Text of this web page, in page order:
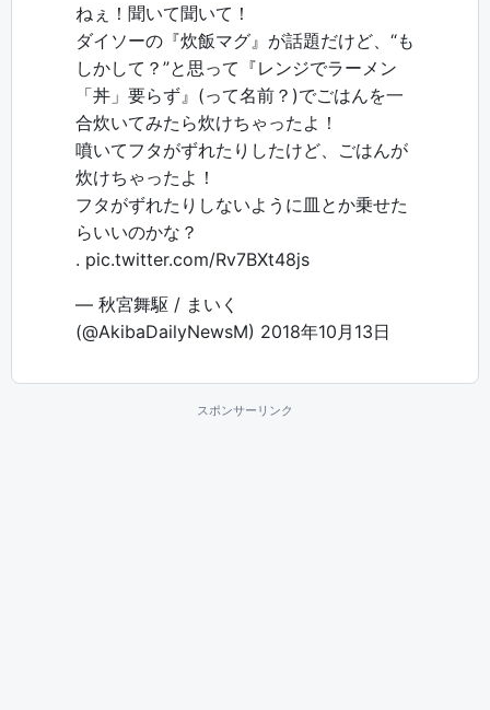
ねぇ！聞いて聞いて！
ダイソーの『炊飯マグ』が話題だけど、“も
しかして？”と思って『レンジでラーメン
「丼」要らず』(って名前？)でごはんを一
合炊いてみたら炊けちゃったよ！
噴いてフタがずれたりしたけど、ごはんが
炊けちゃったよ！
フタがずれたりしないように皿とか乗せた
らいいのかな？
. pic.twitter.com/Rv7BXt48js
— 秋宮舞駆 / まいく
(@AkibaDailyNewsM) 2018年10月13日
スポンサーリンク